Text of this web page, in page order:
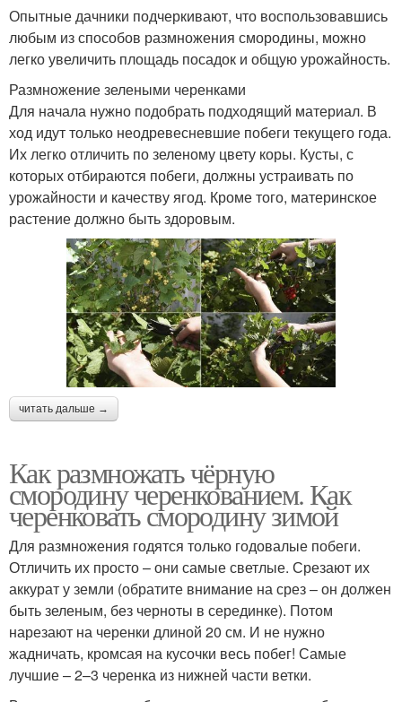
Опытные дачники подчеркивают, что воспользовавшись
любым из способов размножения смородины, можно
легко увеличить площадь посадок и общую урожайность.
Размножение зелеными черенками
Для начала нужно подобрать подходящий материал. В
ход идут только неодревесневшие побеги текущего года.
Их легко отличить по зеленому цвету коры. Кусты, с
которых отбираются побеги, должны устраивать по
урожайности и качеству ягод. Кроме того, материнское
растение должно быть здоровым.
читать дальше →
Как размножать чёрную
смородину черенкованием. Как
черенковать смородину зимой
Для размножения годятся только годовалые побеги.
Отличить их просто – они самые светлые. Срезают их
аккурат у земли (обратите внимание на срез – он должен
быть зеленым, без черноты в серединке). Потом
нарезают на черенки длиной 20 см. И не нужно
жадничать, кромсая на кусочки весь побег! Самые
лучшие – 2–3 черенка из нижней части ветки.